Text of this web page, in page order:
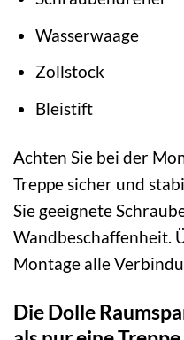
Wasserwaage
Zollstock
Bleistift
Achten Sie bei der
Treppe sicher und
Sie geeignete
Wandbeschaffenheit.
Montage alle
Die Dolle